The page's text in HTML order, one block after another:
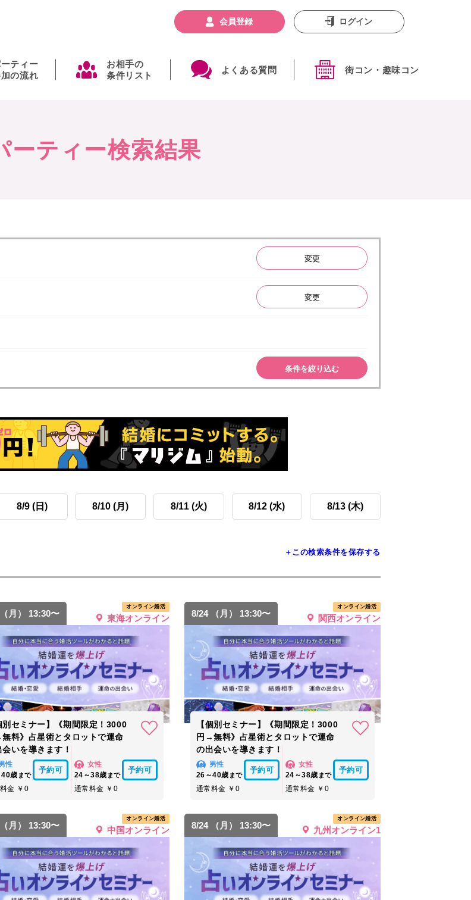
ティー
の流れ
お相手の
条件リスト
よくある質問 街コン・趣味コン
会員登録 ログイン
ーティー検索結果
変更
変更
条件を絞り込む
8/9 (日) 8/10 (月) 8/11 (火) 8/12 (水) 8/13 (木)
＋この検索条件を保存する
月） 13:30〜
オンライン婚活
東海オンライン
別セミナー】《期間限定！3000
料》占星術とタロットで運命
会いを導きます！
性
歳 まで
予約可
金 ￥0
女性
24～38歳 まで
予約可
通常料金 ￥0
8/24 （月） 13:30〜
オンライン婚活
関西オンライン
【個別セミナー】《期間限定！3000
円→無料》占星術とタロットで運命
の出会いを導きます！
男性
26～40歳 まで
予約可
通常料金 ￥0
女性
24～38歳 まで
予約可
通常料金 ￥0
月） 13:30〜
オンライン婚活
中国オンライン 8/24 （月） 13:30〜
オンライン婚活
九州オンライン1